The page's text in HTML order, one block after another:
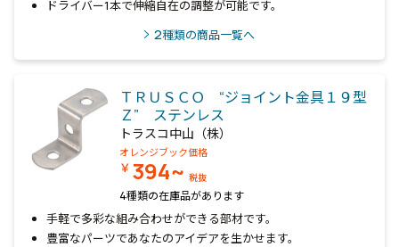
ドライバー1本で伸縮自在の調整が可能です。
2種類の商品一覧へ
ＴＲＵＳＣＯ “ジョイント金具１９型
Ｚ” ステンレス
トラスコ中山（株）
オレンジブック価格
￥ 394~ 税抜
4種類の在庫品があります
手軽で多彩な組み合わせができる部材です。
豊富なパーツであなたのアイデアを生かせます。